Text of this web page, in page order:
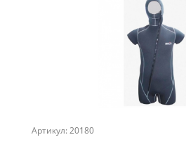
Артикул: 20180